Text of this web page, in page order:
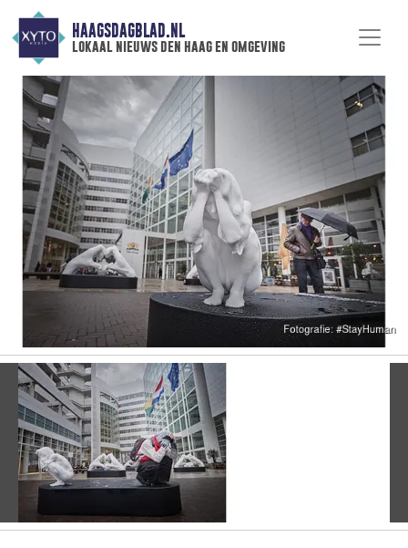
HAAGSDAGBLAD.NL
lokaal nieuws den haag en omgeving
Vorige